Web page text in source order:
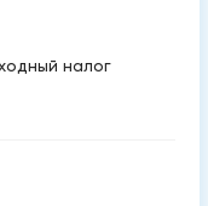
налог